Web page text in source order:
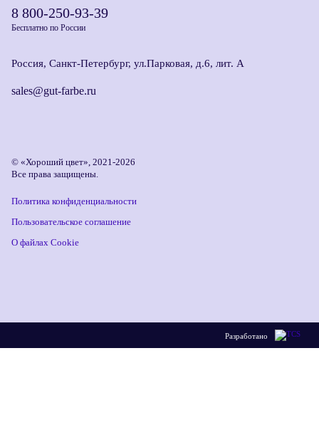
8 800-250-93-39
Бесплатно по России
Россия, Санкт-Петербург, ул.Парковая, д.6, лит. А
sales@gut-farbe.ru
© «Хороший цвет», 2021-2026
Все права защищены.
Политика конфиденциальности
Пользовательское соглашение
О файлах Cookie
Разработано